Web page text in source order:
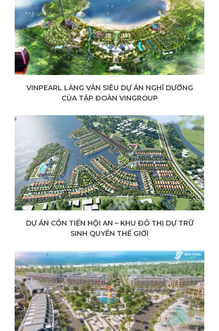
VINPEARL LÀNG VÂN SIÊU DỰ ÁN NGHĨ DƯỠNG
CỦA TẬP ĐOÀN VINGROUP
DỰ ÁN CỒN TIẾN HỘI AN – KHU ĐÔ THỊ DỰ TRỮ
SINH QUYỂN THẾ GIỚI